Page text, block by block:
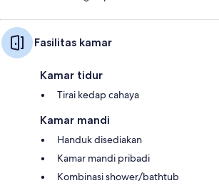
Fasilitas kamar
Kamar tidur
Tirai kedap cahaya
Kamar mandi
Handuk disediakan
Kamar mandi pribadi
Kombinasi shower/bathtub